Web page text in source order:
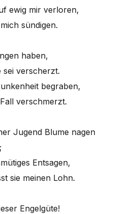
ewig mir verloren,
sündigen.
haben,
sei verscherzt.
begraben,
verschmerzt.
Jugend Blume nagen
Entsagen,
sie meinen Lohn.
Engelgüte!